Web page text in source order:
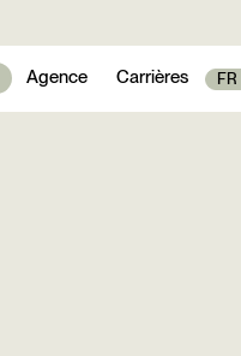
Agence Carrières FR